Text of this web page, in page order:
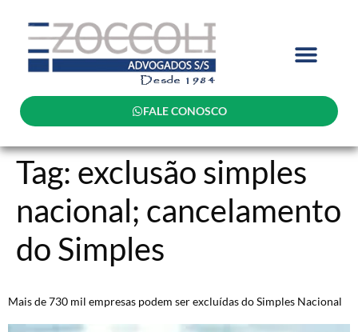
FALE CONOSCO
Tag: exclusão simples
nacional; cancelamento
do Simples
Mais de 730 mil empresas podem ser excluídas do Simples Nacional